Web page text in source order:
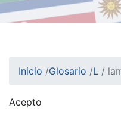
Inicio /Glosario /L /
Acepto